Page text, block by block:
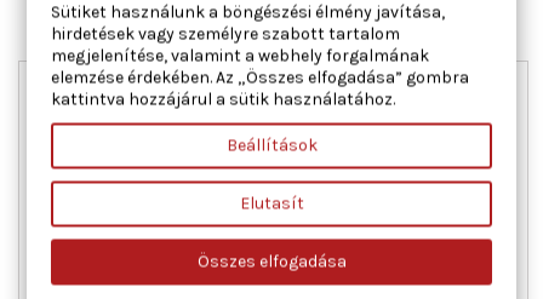
1-1 / 1 elem mutatása
Sütiket használunk a böngészési élmény javítása,
hirdetések vagy személyre szabott tartalom
megjelenítése, valamint a webhely forgalmának
elemzése érdekében. Az „Összes elfogadása” gombra
kattintva hozzájárul a sütik használatához.
Beállítások
Elutasít
Összes elfogadása